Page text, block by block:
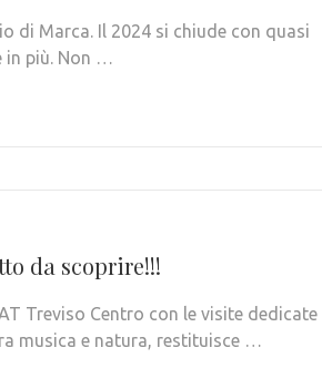
di Marca. Il 2024 si chiude con quasi
in più. Non …
da scoprire!!!
Treviso Centro con le visite dedicate
musica e natura, restituisce …